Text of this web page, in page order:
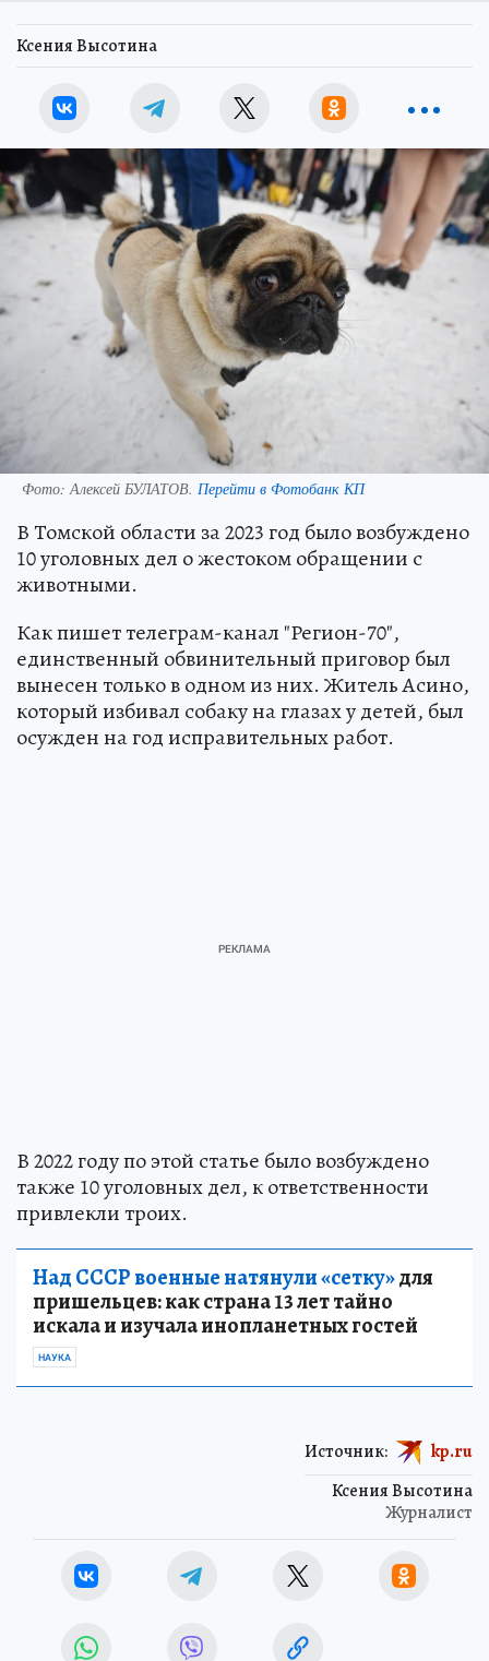
Ксения Высотина
Фото: Алексей БУЛАТОВ. Перейти в Фотобанк КП
В Томской области за 2023 год было возбуждено
10 уголовных дел о жестоком обращении с
животными.
Как пишет телеграм-канал "Регион-70",
единственный обвинительный приговор был
вынесен только в одном из них. Житель Асино,
который избивал собаку на глазах у детей, был
осужден на год исправительных работ.
В 2022 году по этой статье было возбуждено
также 10 уголовных дел, к ответственности
привлекли троих.
Над СССР военные натянули «сетку»для
пришельцев: как страна 13 лет тайно
искала и изучала инопланетных гостей
НАУКА
Ксения Высотина
Журналист
Источник: kp.ru